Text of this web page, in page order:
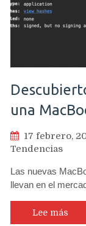
una
17 febrero,
Tendencias
Las nuevas
llevan en el
Lee más